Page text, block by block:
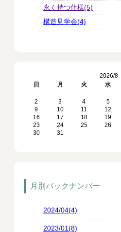
永く持つ仕様(5)
構造見学会(4)
2026/8
日
月 火 水
2
3 4 5
9
10 11 12
16
17 18 19
23
24 25 26
30
31
月別バックナンバー
2024/04(4)
2023/01(8)